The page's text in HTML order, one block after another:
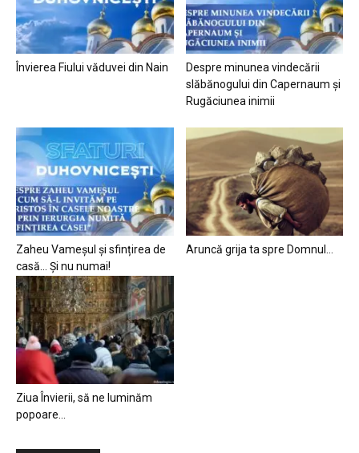
Învierea Fiului văduvei din Nain
Despre minunea vindecării
slăbănogului din Capernaum și
Rugăciunea inimii
Zaheu Vameșul și sfințirea de
casă… Și nu numai!
Aruncă grija ta spre Domnul…
Ziua Învierii, să ne luminăm
popoare…